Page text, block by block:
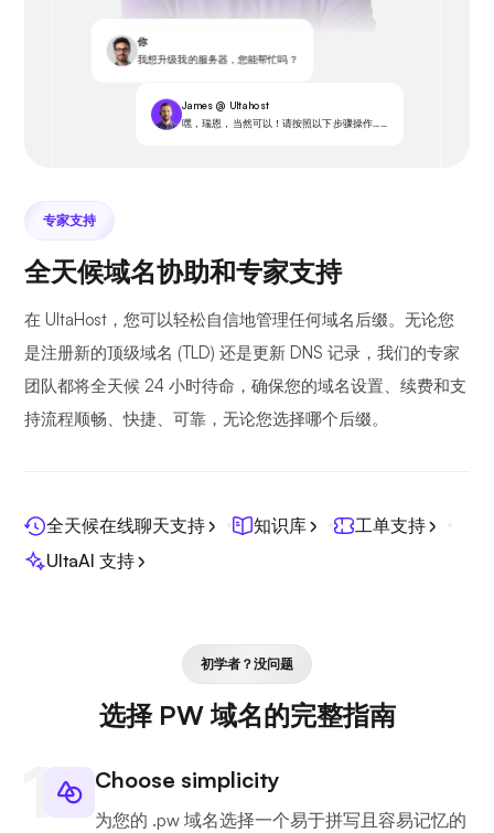
你
我想升级我的服务器，您能帮忙吗？
James @ Ultahost
嘿，瑞恩，当然可以！请按照以下步骤操作……
专家支持
全天候域名协助和专家支持
在 UltaHost，您可以轻松自信地管理任何域名后缀。无论您
是注册新的顶级域名 (TLD) 还是更新 DNS 记录，我们的专家
团队都将全天候 24 小时待命，确保您的域名设置、续费和支
持流程顺畅、快捷、可靠，无论您选择哪个后缀。
全天候在线聊天支持 知识库
工单支持
UltaAI 支持
初学者？没问题
选择 PW 域名的完整指南
Choose simplicity
为您的 .pw 域名选择一个易于拼写且容易记忆的